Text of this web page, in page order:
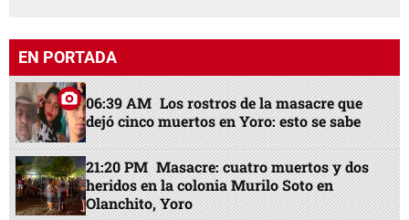
EN PORTADA
06:39 AM Los rostros de la masacre que
dejó cinco muertos en Yoro: esto se sabe
21:20 PM Masacre: cuatro muertos y dos
heridos en la colonia Murilo Soto en
Olanchito, Yoro